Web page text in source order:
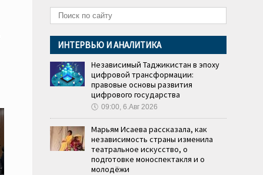
ИНТЕРВЬЮ И АНАЛИТИКА
Независимый Таджикистан в эпоху
цифровой трансформации:
правовые основы развития
цифрового государства
🕔 09:00, 6.Авг 2026
Марьям Исаева рассказала, как
независимость страны изменила
театральное искусство, о
подготовке моноспектакля и о
молодёжи